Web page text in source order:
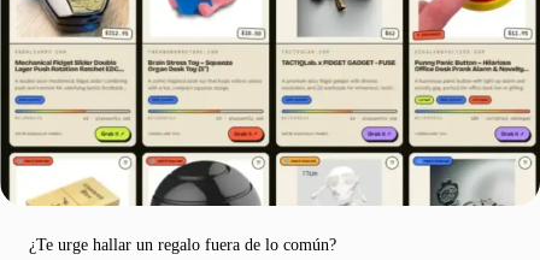
¿Te urge hallar un regalo fuera de lo común?